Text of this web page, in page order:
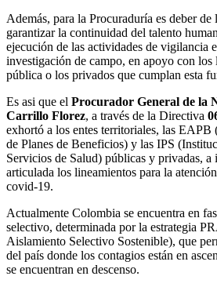
Además, para la Procuraduría es deber de
garantizar la continuidad del talento
ejecución de las actividades de vigilancia
investigación de campo, en apoyo con los
pública o los privados que cumplan esta
Es asi que el Procurador General de la
Carrillo Florez, a través de la Directiva
exhortó a los entes territoriales, las
de Planes de Beneficios) y las IPS
Servicios de Salud) públicas y privadas, a
articulada los lineamientos para la
covid-19.
Actualmente Colombia se encuentra en
selectivo, determinada por la estrategia
Aislamiento Selectivo Sostenible), que
del país donde los contagios están en
se encuentran en descenso.